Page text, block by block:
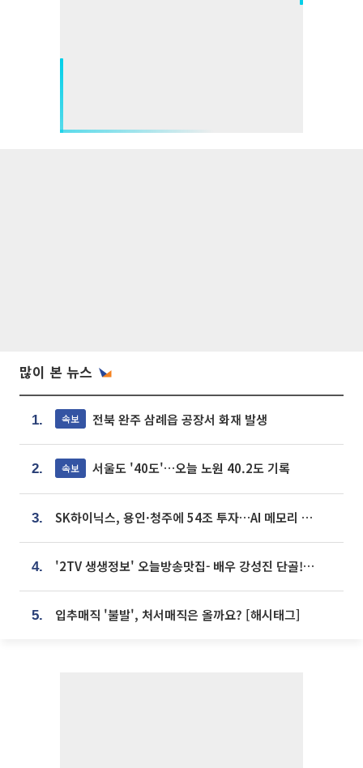
많이 본 뉴스
1. 속보 전북 완주 삼례읍 공장서 화재 발생
2. 속보 서울도 '40도'…오늘 노원 40.2도 기록
3. SK하이닉스, 용인·청주에 54조 투자…AI 메모리 생산기지 키운다
4. '2TV 생생정보' 오늘방송맛집- 배우 강성진 단골! 쌀국수ㆍ푸팟퐁 커리 맛집 '블○○○'
5. 입추매직 '불발', 처서매직은 올까요? [해시태그]